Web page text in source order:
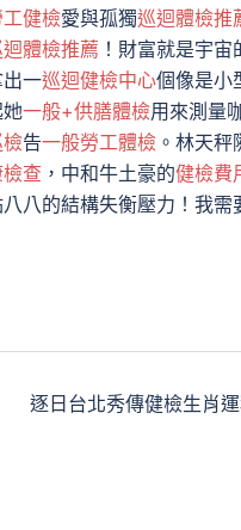
健檢愛與孤獨巡迴體檢推
體檢推薦 ！財富就是宇宙
一巡迴健檢中心個像是小
一般+供膳體檢用來測量
告一般勞工體檢 。林天
查 ，中和牛土豪的健檢費
八的結構失衡壓力！我需
逐日台北秀傳健檢生肖